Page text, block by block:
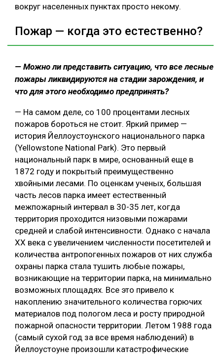
вокруг населенных пунктах просто некому.
Пожар — когда это естественно?
— Можно ли представить ситуацию, что все лесные
пожары ликвидируются на стадии зарождения, и
что для этого необходимо предпринять?
— На самом деле, со 100 процентами лесных
пожаров бороться не стоит. Яркий пример —
история Йеллоустоунского национального парка
(Yellowstone National Park). Это первый
национальный парк в мире, основанный еще в
1872 году и покрытый преимущественно
хвойными лесами. По оценкам ученых, большая
часть лесов парка имеет естественный
межпожарный интервал в 30-35 лет, когда
территория проходится низовыми пожарами
средней и слабой интенсивности. Однако с начала
XX века с увеличением численности посетителей и
количества антропогенных пожаров от них служба
охраны парка стала тушить любые пожары,
возникающие на территории парка, на минимально
возможных площадях. Все это привело к
накоплению значительного количества горючих
материалов под пологом леса и росту природной
пожарной опасности территории. Летом 1988 года
(самый сухой год за все время наблюдений) в
Йеллоустоуне произошли катастрофические